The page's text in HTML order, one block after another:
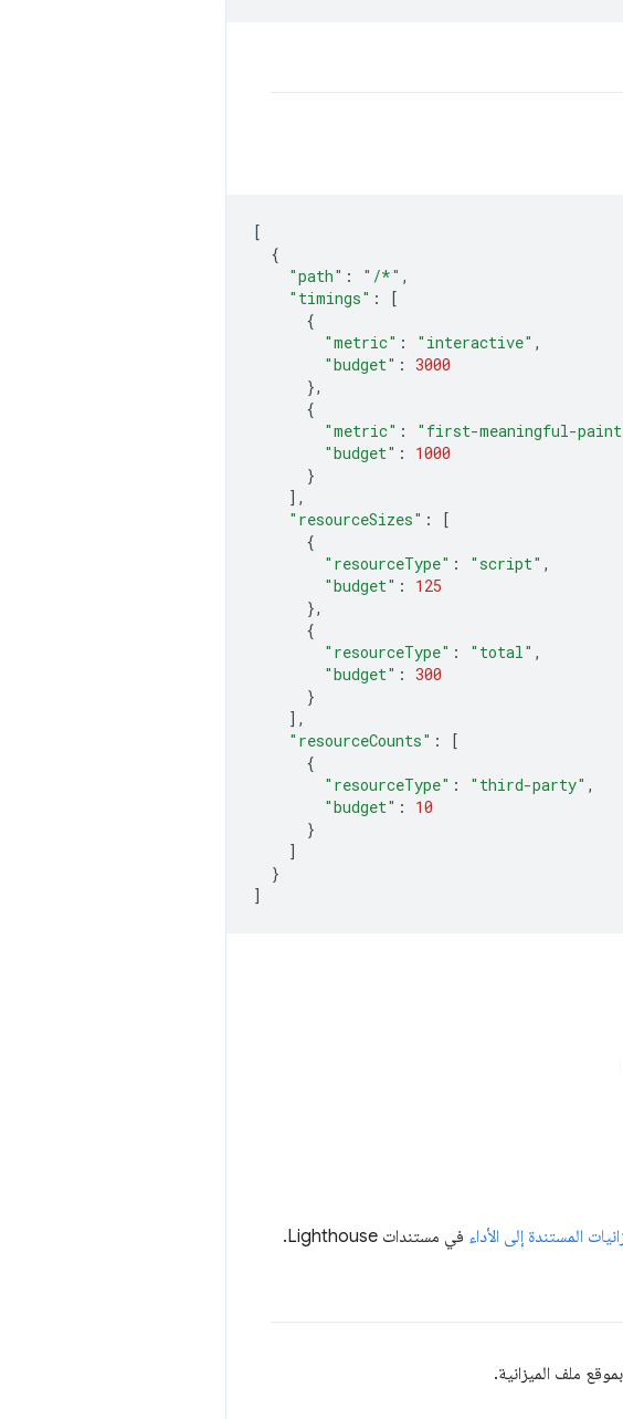
[
{
"path" : "/*" ,
"timings" :
[
{
"metric" : "interactive" ,
"budget" : 3000
},
{
"metric" : "first-meaningful-
"budget" :
1000
}
],
"resourceSizes" :
[
{
"resourceType" : "script" ,
"budget" :
125
},
{
"resourceType" : "total" ,
"budget" : 300
}
],
"resourceCounts" :
[
{
"resourceType" : "third-party" ,
"budget" :
10
}
]
}
]
المستندة إلى الأداء في مستندات Lighthouse.